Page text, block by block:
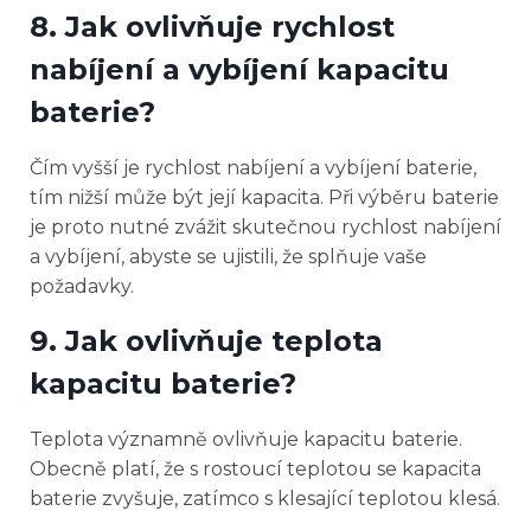
8. Jak ovlivňuje rychlost
nabíjení a vybíjení kapacitu
baterie?
Čím vyšší je rychlost nabíjení a vybíjení baterie,
tím nižší může být její kapacita. Při výběru baterie
je proto nutné zvážit skutečnou rychlost nabíjení
a vybíjení, abyste se ujistili, že splňuje vaše
požadavky.
9. Jak ovlivňuje teplota
kapacitu baterie?
Teplota významně ovlivňuje kapacitu baterie.
Obecně platí, že s rostoucí teplotou se kapacita
baterie zvyšuje, zatímco s klesající teplotou klesá.